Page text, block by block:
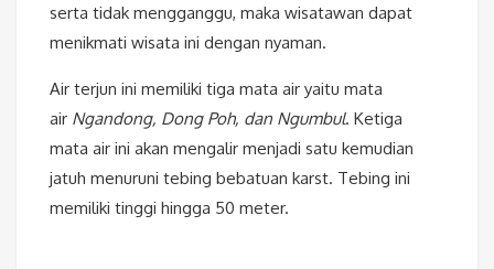
serta tidak mengganggu, maka wisatawan dapat
menikmati wisata ini dengan nyaman.
Air terjun ini memiliki tiga mata air yaitu mata
air Ngandong, Dong Poh, dan Ngumbul. Ketiga
mata air ini akan mengalir menjadi satu kemudian
jatuh menuruni tebing bebatuan karst. Tebing ini
memiliki tinggi hingga 50 meter.